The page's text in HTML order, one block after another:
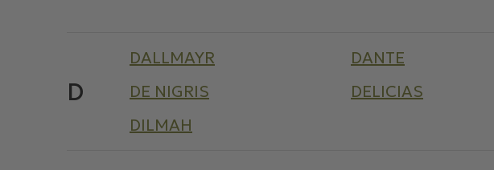
D
DALLMAYR DANTE
DE NIGRIS
DELICIAS
DILMAH